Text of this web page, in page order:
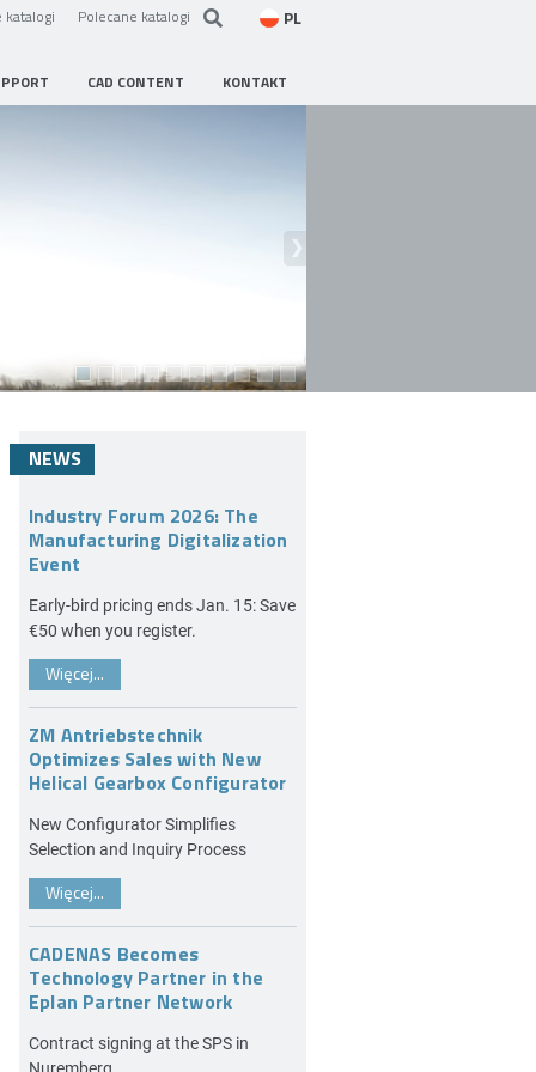
katalogi Polecane katalogi PL
CAD CONTENT KONTAKT
NEWS
Industry Forum 2026: The
Manufacturing Digitalization
Event
Early-bird pricing ends Jan. 15: Save
€50 when you register.
Więcej...
ZM Antriebstechnik
Optimizes Sales with New
Helical Gearbox Configurator
New Configurator Simplifies
Selection and Inquiry Process
Więcej...
CADENAS Becomes
Technology Partner in the
Eplan Partner Network
Contract signing at the SPS in